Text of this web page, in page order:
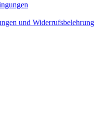
und Widerrufsbelehrung